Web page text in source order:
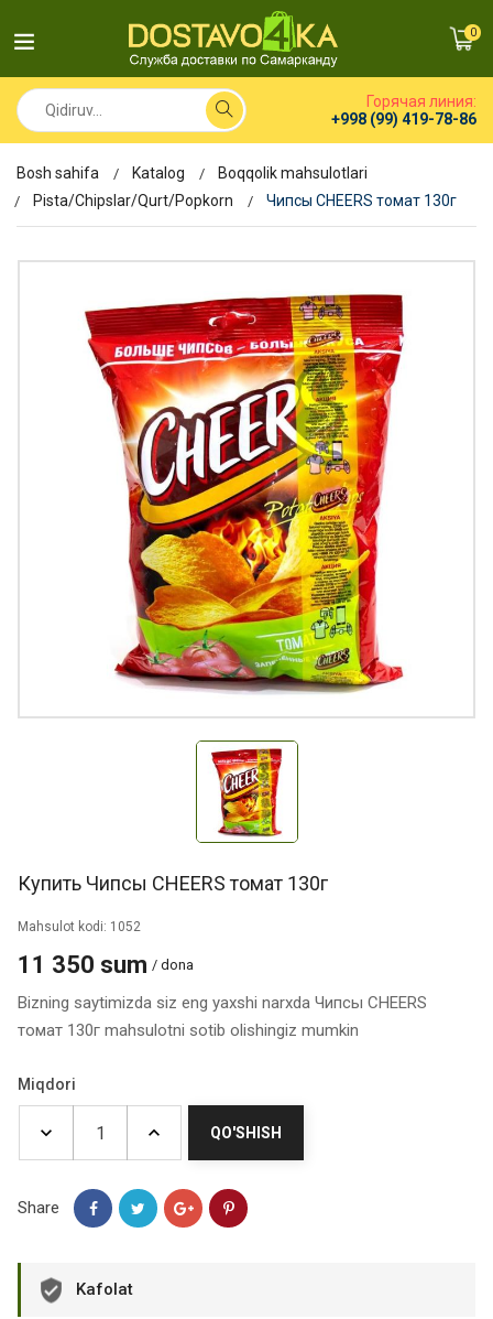
0
Горячая линия:
+998 (99) 419-78-86
Bosh sahifa Katalog
Boqqolik mahsulotlari
Pista/Chipslar/Qurt/Popkorn
Чипсы CHEERS томат 130г
Купить Чипсы CHEERS томат 130г
Mahsulot kodi: 1052
11 350 sum / dona
Bizning saytimizda siz eng yaxshi narxda Чипсы CHEERS
томат 130г mahsulotni sotib olishingiz mumkin
Miqdori
QO'SHISH
Share
Kafolat